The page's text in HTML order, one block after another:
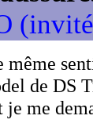
même
de DS
je me